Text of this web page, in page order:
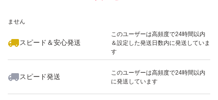
ません
スピード＆安心発送
このユーザーは高頻度で24時間以内
＆設定した発送日数内に発送していま
す
スピード発送
このユーザーは高頻度で24時間以内
に発送しています
いいね！
8,300